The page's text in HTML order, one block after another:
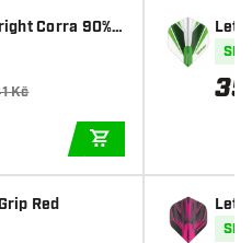
Corra 90% -
Kč
Red
reen
35
ck